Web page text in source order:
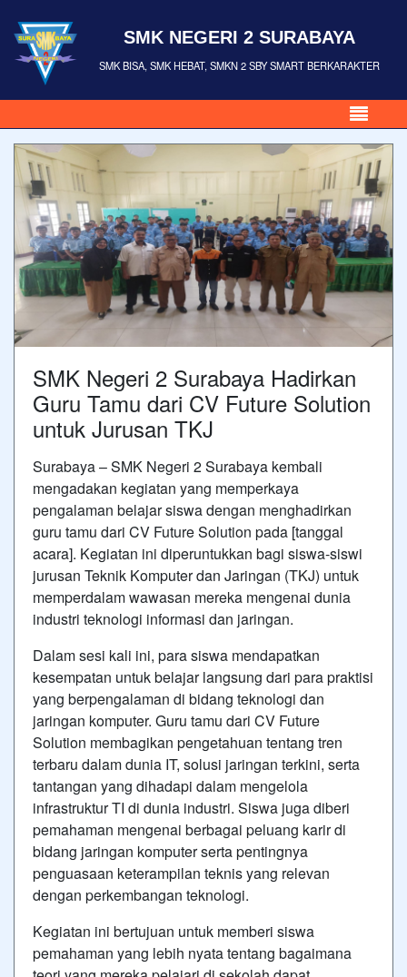
SMK NEGERI 2 SURABAYA
SMK BISA, SMK HEBAT, SMKN 2 SBY SMART BERKARAKTER
SMK Negeri 2 Surabaya Hadirkan
Guru Tamu dari CV Future Solution
untuk Jurusan TKJ
Surabaya – SMK Negeri 2 Surabaya kembali
mengadakan kegiatan yang memperkaya
pengalaman belajar siswa dengan menghadirkan
guru tamu dari CV Future Solution pada [tanggal
acara]. Kegiatan ini diperuntukkan bagi siswa-siswi
jurusan Teknik Komputer dan Jaringan (TKJ) untuk
memperdalam wawasan mereka mengenai dunia
industri teknologi informasi dan jaringan.
Dalam sesi kali ini, para siswa mendapatkan
kesempatan untuk belajar langsung dari para praktisi
yang berpengalaman di bidang teknologi dan
jaringan komputer. Guru tamu dari CV Future
Solution membagikan pengetahuan tentang tren
terbaru dalam dunia IT, solusi jaringan terkini, serta
tantangan yang dihadapi dalam mengelola
infrastruktur TI di dunia industri. Siswa juga diberi
pemahaman mengenai berbagai peluang karir di
bidang jaringan komputer serta pentingnya
penguasaan keterampilan teknis yang relevan
dengan perkembangan teknologi.
Kegiatan ini bertujuan untuk memberi siswa
pemahaman yang lebih nyata tentang bagaimana